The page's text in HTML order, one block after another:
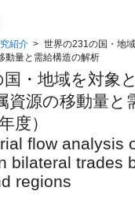
紹介 > 世界の231の国・地
動量と需給構造の解析
・地域を対象
資源の移動量と
度）
flow analysis
bilateral trades
regions